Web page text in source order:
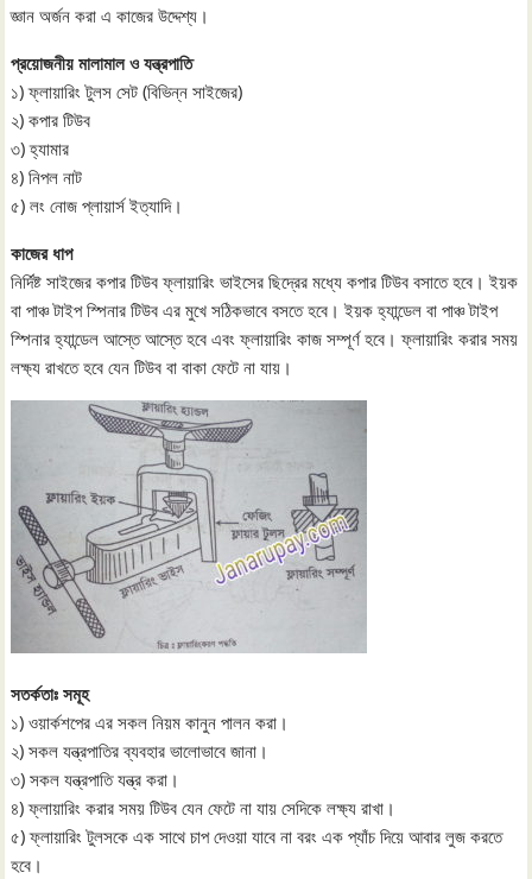
জ্ঞান অর্জন করা এ কাজের উদ্দেশ্য।
প্রয়োজনীয় মালামাল ও যন্ত্রপাতি
১) ফ্লায়ারিং টুলস সেট (বিভিন্ন সাইজের)
২) কপার টিউব
৩) হ্যামার
৪) নিপল নাট
৫) লং নোজ প্লায়ার্স ইত্যাদি।
কাজের ধাপ
নির্দিষ্ট সাইজের কপার টিউব ফ্লায়ারিং ভাইসের ছিদ্রের মধ্যে কপার টিউব বসাতে হবে। ইয়ক
বা পাঞ্চ টাইপ স্পিনার টিউব এর মুখে সঠিকভাবে বসতে হবে। ইয়ক হ্যান্ডেল বা পাঞ্চ টাইপ
স্পিনার হ্যান্ডেল আস্তে আস্তে হবে এবং ফ্লায়ারিং কাজ সম্পূর্ণ হবে। ফ্লায়ারিং করার সময়
লক্ষ্য রাখতে হবে যেন টিউব বা বাকা ফেটে না যায়।
সতর্কতাঃ সমূহ
১) ওয়ার্কশপের এর সকল নিয়ম কানুন পালন করা।
২) সকল যন্ত্রপাতির ব্যবহার ভালোভাবে জানা।
৩) সকল যন্ত্রপাতি যন্ত্র করা।
৪) ফ্লায়ারিং করার সময় টিউব যেন ফেটে না যায় সেদিকে লক্ষ্য রাখা।
৫) ফ্লায়ারিং টুলসকে এক সাথে চাপ দেওয়া যাবে না বরং এক প্যাঁচ দিয়ে আবার লুজ করতে
হবে।